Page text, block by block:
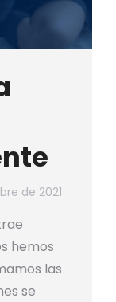
de 2021
hemos
las
se